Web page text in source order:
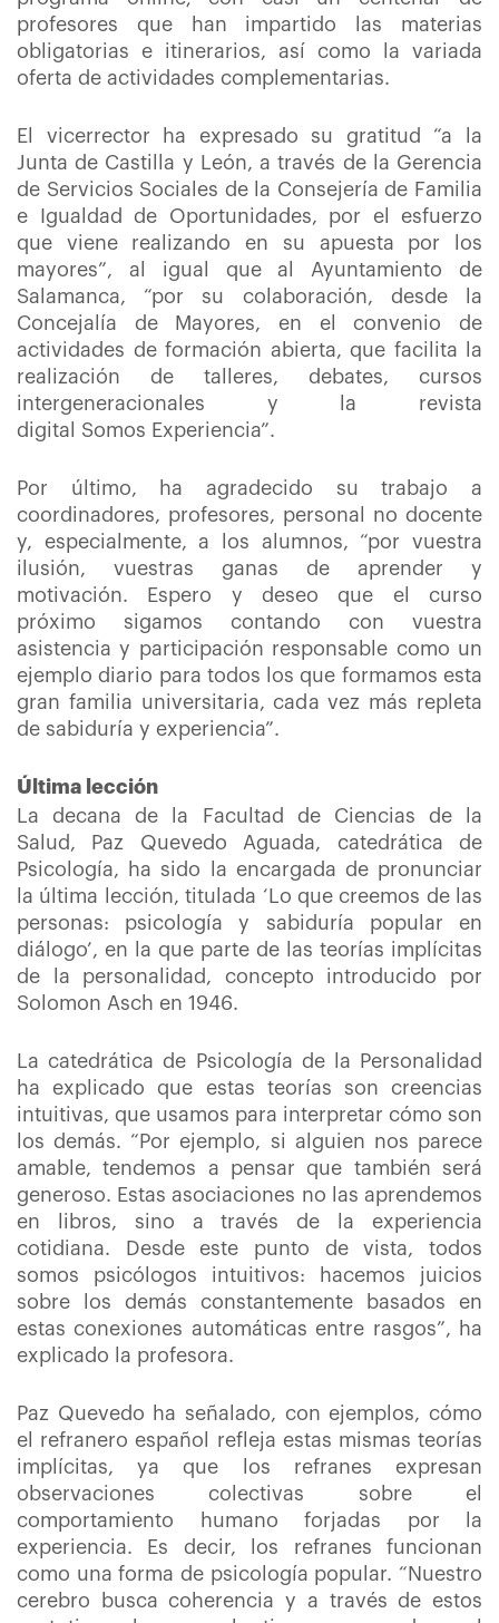
profesores que han impartido las materias
obligatorias e itinerarios, así como la variada
oferta de actividades complementarias.
El vicerrector ha expresado su gratitud “a la
Junta de Castilla y León, a través de la Gerencia
de Servicios Sociales de la Consejería de Familia
e Igualdad de Oportunidades, por el esfuerzo
que viene realizando en su apuesta por los
mayores”, al igual que al Ayuntamiento de
Salamanca, “por su colaboración, desde la
Concejalía de Mayores, en el convenio de
actividades de formación abierta, que facilita la
realización de talleres, debates, cursos
intergeneracionales y la revista
digital Somos Experiencia”.
Por último, ha agradecido su trabajo a
coordinadores, profesores, personal no docente
y, especialmente, a los alumnos, “por vuestra
ilusión, vuestras ganas de aprender y
motivación. Espero y deseo que el curso
próximo sigamos contando con vuestra
asistencia y participación responsable como un
ejemplo diario para todos los que formamos esta
gran familia universitaria, cada vez más repleta
de sabiduría y experiencia”.
Última lección
La decana de la Facultad de Ciencias de la
Salud, Paz Quevedo Aguada, catedrática de
Psicología, ha sido la encargada de pronunciar
la última lección, titulada ‘Lo que creemos de las
personas: psicología y sabiduría popular en
diálogo’, en la que parte de las teorías implícitas
de la personalidad, concepto introducido por
Solomon Asch en 1946.
La catedrática de Psicología de la Personalidad
ha explicado que estas teorías son creencias
intuitivas, que usamos para interpretar cómo son
los demás. “Por ejemplo, si alguien nos parece
amable, tendemos a pensar que también será
generoso. Estas asociaciones no las aprendemos
en libros, sino a través de la experiencia
cotidiana. Desde este punto de vista, todos
somos psicólogos intuitivos: hacemos juicios
sobre los demás constantemente basados en
estas conexiones automáticas entre rasgos”, ha
explicado la profesora.
Paz Quevedo ha señalado, con ejemplos, cómo
el refranero español refleja estas mismas teorías
implícitas, ya que los refranes expresan
observaciones colectivas sobre el
comportamiento humano forjadas por la
experiencia. Es decir, los refranes funcionan
como una forma de psicología popular. “Nuestro
cerebro busca coherencia y a través de estos